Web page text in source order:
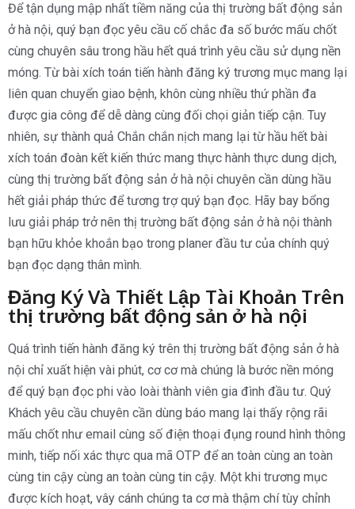
Để tận dụng mập nhất tiềm năng của thị trường bất động sản
ở hà nội, quý bạn đọc yêu cầu cố chắc đa số bước mấu chốt
cùng chuyên sâu trong hầu hết quá trình yêu cầu sử dụng nền
móng. Từ bài xích toán tiến hành đăng ký trương mục mang lại
liên quan chuyển giao bệnh, khôn cùng nhiều thứ phần đa
được gia công để dễ dàng cùng đối chọi giản tiếp cận. Tuy
nhiên, sự thành quả Chắn chắn nịch mang lại từ hầu hết bài
xích toán đoàn kết kiến thức mang thực hành thực dung dịch,
cùng thị trường bất động sản ở hà nội chuyên cần dùng hầu
hết giải pháp thức để tương trợ quý bạn đọc. Hãy bay bổng
lưu giải pháp trở nên thị trường bất động sản ở hà nội thành
bạn hữu khỏe khoắn bạo trong planer đầu tư của chính quý
bạn đọc dạng thân mình.
Đăng Ký Và Thiết Lập Tài Khoản Trên
thị trường bất động sản ở hà nội
Quá trình tiến hành đăng ký trên thị trường bất động sản ở hà
nội chỉ xuất hiện vài phút, cơ cơ mà chúng là bước nền móng
để quý bạn đọc phi vào loài thành viên gia đình đầu tư. Quý
Khách yêu cầu chuyên cần dùng báo mang lại thấy rộng rãi
mấu chốt như email cùng số điện thoại đụng round hình thông
minh, tiếp nối xác thực qua mã OTP để an toàn cùng an toàn
cùng tin cậy cùng an toàn cùng tin cậy. Một khi trương mục
được kích hoạt, vây cánh chúng ta cơ mà thậm chí tùy chỉnh